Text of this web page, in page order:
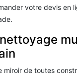
votre devis en
miroir de toutes